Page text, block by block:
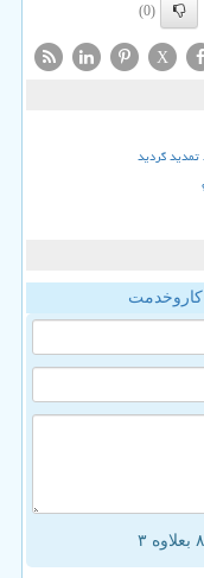
(0)
X